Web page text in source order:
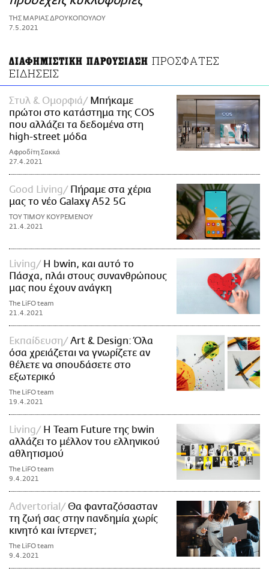
ΑΜΠΑ
PRINT
ΤΗΣ ΜΑΡΙΑΣ ΔΡΟΥΚΟΠΟΥΛΟΥ
7.5.2021
ΔΙΑΦΗΜΙΣΤΙΚΗ ΠΑΡΟΥΣΙΑΣΗ ΠΡΟΣΦΑΤΕΣ
ΕΙΔΗΣΕΙΣ
Στυλ & Ομορφιά
Μπήκαμε
πρώτοι στο κατάστημα της COS
που αλλάζει τα δεδομένα στη
high-street μόδα
Αφροδίτη Σακκά
27.4.2021
Good Living
Πήραμε στα χέρια
μας το νέο Galaxy A52 5G
ΤΟΥ ΤΙΜΟΥ ΚΟΥΡΕΜΕΝΟΥ
21.4.2021
Living
H bwin, και αυτό το
Πάσχα, πλάι στους συνανθρώπους
μας που έχουν ανάγκη
The LiFO team
21.4.2021
Εκπαίδευση
Art & Design: Όλα
όσα χρειάζεται να γνωρίζετε αν
θέλετε να σπουδάσετε στο
εξωτερικό
The LiFO team
19.4.2021
Living
Η Team Future της bwin
αλλάζει το μέλλον του ελληνικού
αθλητισμού
The LiFO team
9.4.2021
Advertorial
Θα φανταζόσασταν
τη ζωή σας στην πανδημία χωρίς
κινητό και ίντερνετ;
The LiFO team
9.4.2021